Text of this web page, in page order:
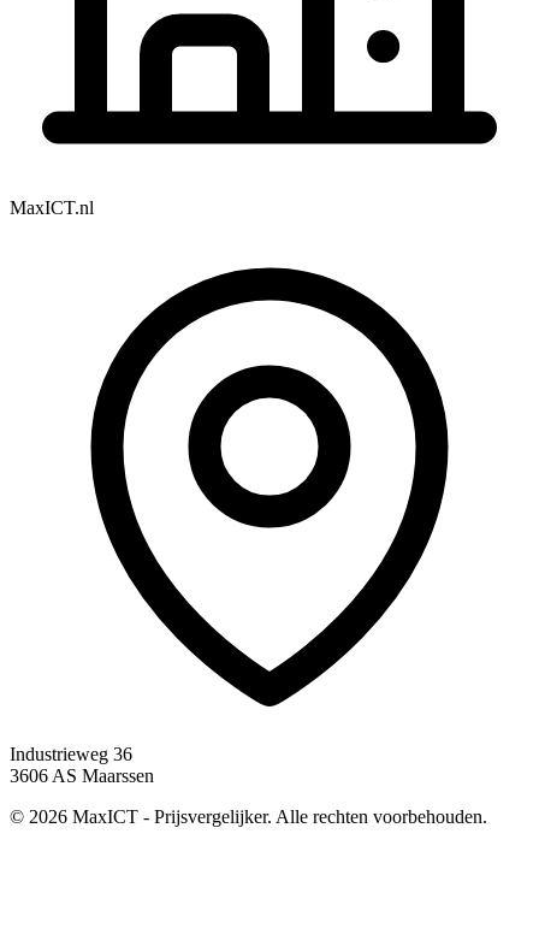
MaxICT.nl
Industrieweg 36
3606 AS Maarssen
© 2026 MaxICT - Prijsvergelijker. Alle rechten voorbehouden.